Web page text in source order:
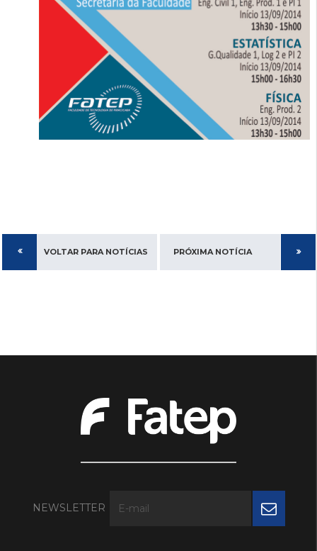
VOLTAR PARA NOTÍCIAS PRÓXIMA NOTÍCIA
NEWSLETTER